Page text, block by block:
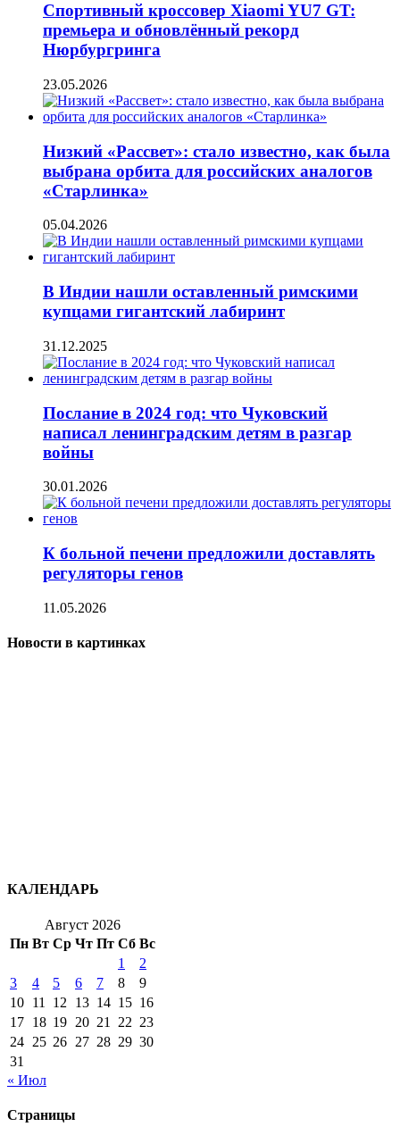
Спортивный кроссовер Xiaomi YU7 GT:
премьера и обновлённый рекорд
Нюрбургринга
23.05.2026
Низкий «Рассвет»: стало известно, как была
выбрана орбита для российских аналогов
«Старлинка»
05.04.2026
В Индии нашли оставленный римскими
купцами гигантский лабиринт
31.12.2025
Послание в 2024 год: что Чуковский
написал ленинградским детям в разгар
войны
30.01.2026
К больной печени предложили доставлять
регуляторы генов
11.05.2026
Новости в картинках
КАЛЕНДАРЬ
Август 2026
Пн Вт Ср Чт Пт Сб Вс
1
2
3
4 5 6 7 8
9
10 11 12 13 14 15 16
17 18 19 20 21 22 23
24 25 26 27 28 29 30
31
« Июл
Страницы